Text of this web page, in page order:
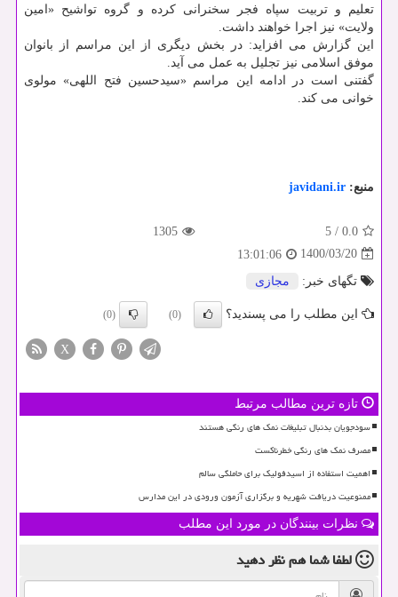
تعلیم و تربیت سپاه فجر سخنرانی کرده و گروه تواشیح «امین
ولایت» نیز اجرا خواهند داشت.
این گزارش می‎ افزاید: در بخش دیگری از این مراسم از بانوان
موفق اسلامی نیز تجلیل به عمل می آید.
گفتنی است در ادامه این مراسم «سیدحسین فتح اللهی» مولوی
خوانی می کند.
منبع: javidani.ir
0.0
/
5
1305
1400/03/20
13:01:06
تگهای خبر:
مجازی
این مطلب را می پسندید؟ (0)
(0)
X
تازه ترین مطالب مرتبط
سودجویان بدنبال تبلیغات نمک های رنگی هستند
مصرف نمک های رنگی خطرناکست
اهمیت استفاده از اسیدفولیک برای حاملگی سالم
ممنوعیت دریافت شهریه و برگزاری آزمون ورودی در این مدارس
نظرات بینندگان در مورد این مطلب
لطفا شما همنظر دهید